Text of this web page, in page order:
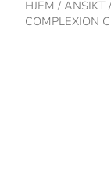
HJEM /ANSIKT /
COMPLEXION